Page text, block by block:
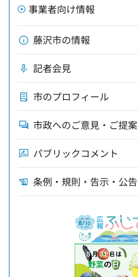
事業者向け情報
藤沢市の情報
記者会見
市のプロフィール
市政へのご意見・ご提案
パブリックコメント
条例・規則・告示・公告